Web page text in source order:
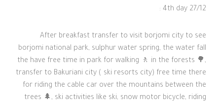
4th day 27/12 :
After breakfast transfer to visit borjomi city to see
borjomi national park, sulphur water spring, the water fall
the have free time in park for walking 🚶 in the forests 🌳,
transfer to Bakuriani city ( ski resorts city) free time there
for riding the cable car over the mountains between the
trees 🌲, ski activities like ski, snow motor bicycle, riding